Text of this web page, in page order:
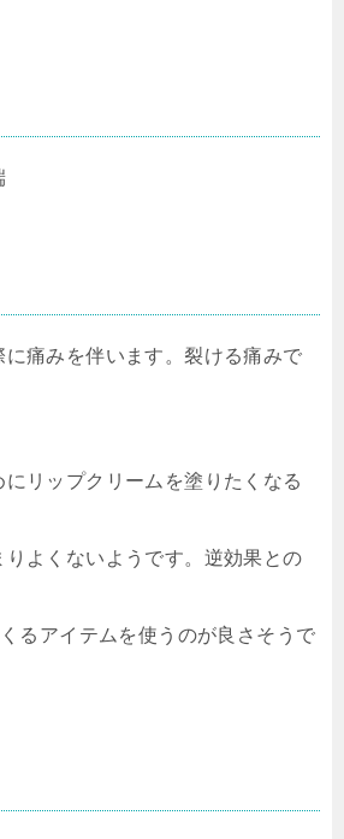
痛みを伴います。裂ける痛みで
リップクリームを塗りたくなる
よくないようです。逆効果との
るアイテムを使うのが良さそうで